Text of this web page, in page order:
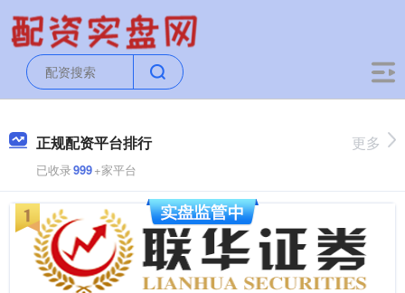
正规配资平台排行
已收录999+家平台
更多